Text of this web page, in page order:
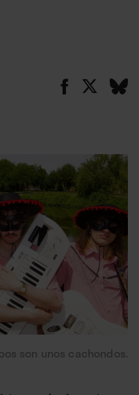
son unos cachondos.